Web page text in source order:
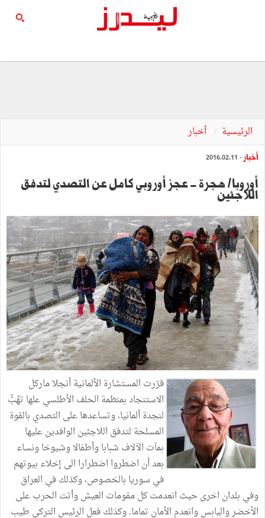
الرئيسية أخبار
أخبار - 2016.02.11
أوروبا/ هجرة - عجز أوروبي كامل عن التصدي لتدفق
اللاجئين
قرّرت المستشارة الألمانية أنجلا ماركل
الاستنجاد بمنظمة الحلف الأطلسي علها تهُبُّ
لنجدة ألمانيا، وتساعدها على التصدي بالقوة
المسلحة لتدفق اللاجئين الوافدين عليها
بمآت الآلاف شبابا وأطفالا وشيوخا ونساء
بعد أن اضطروا اضطرارا الى إخلاء بيوتهم
في سوريا بالخصوص، وكذلك في العراق
وفي بلدان اخرى حيث انعدمت كل مقومات العيش وأتت الحرب على
الأخضر واليابس وانعدم الأمان تماما. وكذلك فعل الرئيس التركي طيب